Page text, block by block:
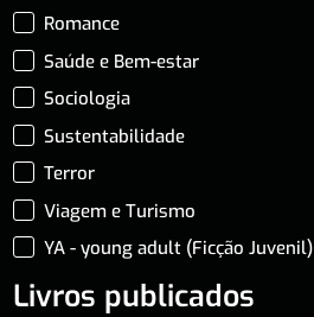
Romance
Saúde e Bem-estar
Sociologia
Sustentabilidade
Terror
Viagem e Turismo
YA - young adult (Ficção Juvenil)
Livros publicados